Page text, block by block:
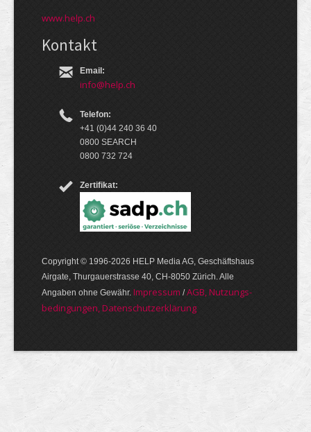
www.help.ch
Kontakt
Email:
info@help.ch
Telefon:
+41 (0)44 240 36 40
0800 SEARCH
0800 732 724
Zertifikat:
Copyright © 1996-2026 HELP Media AG, Geschäftshaus
Airgate, Thurgauer­strasse 40, CH-8050 Zürich. Alle
Angaben ohne Gewähr. Im­pres­sum /AGB, Nut­zungs­
bedin­gungen, Daten­schutz­er­klärung